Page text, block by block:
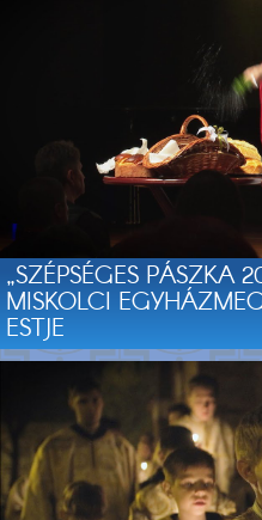
„SZÉPSÉGES PÁSZKA
MISKOLCI
ESTJE